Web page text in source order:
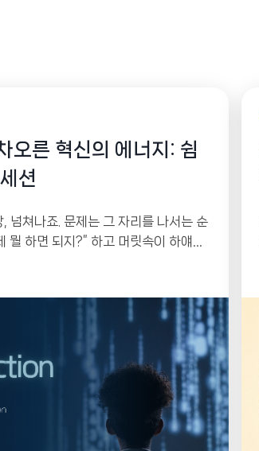
오른 혁신의 에너지: 쉼
션
넘쳐나죠. 문제는 그 자리를 나서는 순
뭘 하면 되지?” 하고 머릿속이 하얘진
기 업무의 골칫거리를 하나씩 들고 와
만들어 가는 워크샵으로 설계했거든